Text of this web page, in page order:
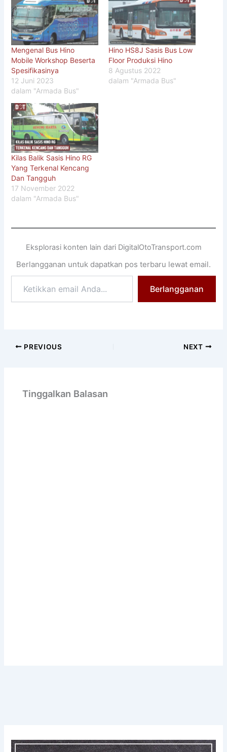
Mengenal Bus Hino
Mobile Workshop Beserta
Spesifikasinya
12 Juni 2023
dalam "Armada Bus"
Hino HS8J Sasis Bus Low
Floor Produksi Hino
8 Agustus 2022
dalam "Armada Bus"
Kilas Balik Sasis Hino RG
Yang Terkenal Kencang
Dan Tangguh
17 November 2022
dalam "Armada Bus"
Eksplorasi konten lain dari DigitalOtoTransport.com
Berlangganan untuk dapatkan pos terbaru lewat email.
email
Anda...
Berlangganan
PREVIOUS NEXT
Tinggalkan Balasan